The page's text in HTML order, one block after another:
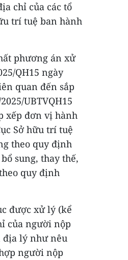
chỉ của các tổ
trí tuệ ban hành
phương án xử
QH15 ngày
quan đến sắp
UBTVQH15
xếp đơn vị hành
Sở hữu trí tuệ
theo quy định
sung, thay thế,
quy định
được xử lý (kể
của người nộp
địa lý như nêu
người nộp